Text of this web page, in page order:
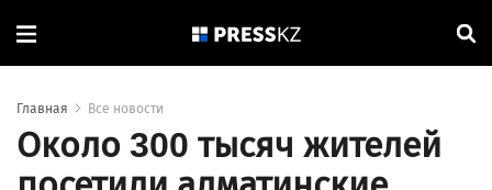
Главная Все новости
Около 300 тысяч жителей